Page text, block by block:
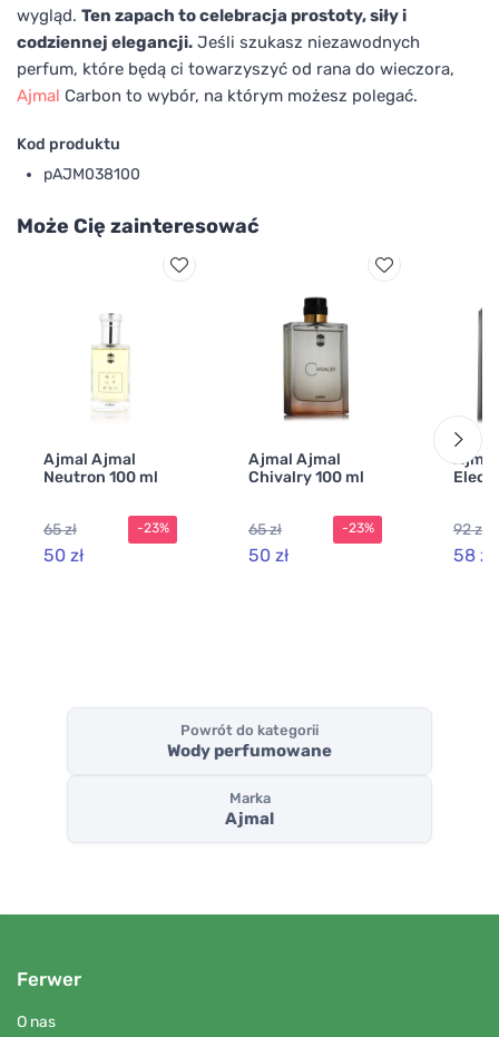
wygląd. Ten zapach to celebracja prostoty, siły i
codziennej elegancji. Jeśli szukasz niezawodnych
perfum, które będą ci towarzyszyć od rana do wieczora,
Ajmal Carbon to wybór, na którym możesz polegać.
Kod produktu
pAJM038100
Może Cię zainteresować
Ajmal Ajmal
Neutron 100 ml
65 zł
50 zł
-23%
Ajmal Ajmal
Chivalry 100 ml
65 zł
50 zł
-23% 92 zł
58 zł
Powrót do kategorii
Wody perfumowane
Marka
Ajmal
Ferwer
O nas